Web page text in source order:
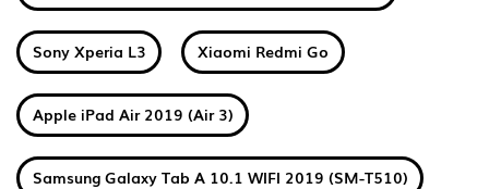
Sony Xperia L3 Xiaomi Redmi Go
Apple iPad Air 2019 (Air 3)
Samsung Galaxy Tab A 10.1 WIFI 2019 (SM-T510)